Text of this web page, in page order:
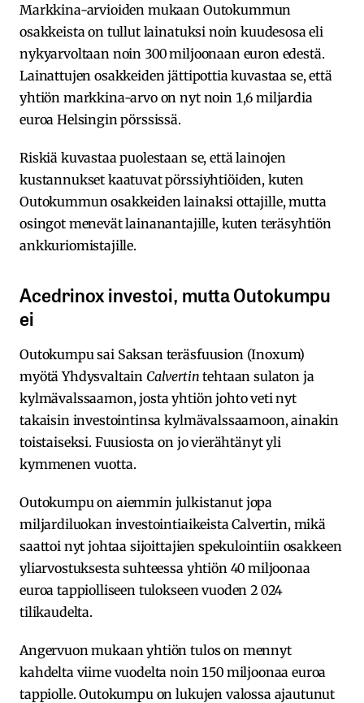
Markkina-arvioiden mukaan Outokummun
osakkeista on tullut lainatuksi noin kuudesosa eli
nykyarvoltaan noin 300 miljoonaan euron edestä.
Lainattujen osakkeiden jättipottia kuvastaa se, että
yhtiön markkina-arvo on nyt noin 1,6 miljardia
euroa Helsingin pörssissä.
Riskiä kuvastaa puolestaan se, että lainojen
kustannukset kaatuvat pörssiyhtiöiden, kuten
Outokummun osakkeiden lainaksi ottajille, mutta
osingot menevät lainanantajille, kuten teräsyhtiön
ankkuriomistajille.
Acedrinox investoi, mutta Outokumpu
ei
Outokumpu sai Saksan teräsfuusion (Inoxum)
myötä Yhdysvaltain Calvertin tehtaan sulaton ja
kylmävalssaamon, josta yhtiön johto veti nyt
takaisin investointinsa kylmävalssaamoon, ainakin
toistaiseksi. Fuusiosta on jo vierähtänyt yli
kymmenen vuotta.
Outokumpu on aiemmin julkistanut jopa
miljardiluokan investointiaikeista Calvertin, mikä
saattoi nyt johtaa sijoittajien spekulointiin osakkeen
yliarvostuksesta suhteessa yhtiön 40 miljoonaa
euroa tappiolliseen tulokseen vuoden 2 024
tilikaudelta.
Angervuon mukaan yhtiön tulos on mennyt
kahdelta viime vuodelta noin 150 miljoonaa euroa
tappiolle. Outokumpu on lukujen valossa ajautunut